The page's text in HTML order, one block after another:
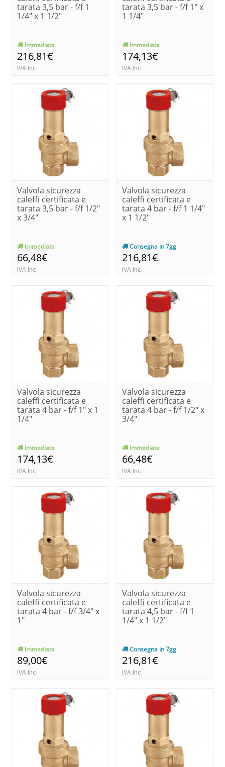
tarata 3,5 bar - f/f 1
1/4" x 1 1/2"
Immediata
216,81€
IVA Inc.
tarata 3,5 bar - f/f 1" x
1 1/4"
Immediata
174,13€
IVA Inc.
Valvola sicurezza
caleffi certificata e
tarata 3,5 bar - f/f 1/2"
x 3/4"
Immediata
66,48€
IVA Inc.
Valvola sicurezza
caleffi certificata e
tarata 4 bar - f/f 1 1/4"
x 1 1/2"
Consegna in 7gg
216,81€
IVA Inc.
Valvola sicurezza
caleffi certificata e
tarata 4 bar - f/f 1" x 1
1/4"
Immediata
174,13€
IVA Inc.
Valvola sicurezza
caleffi certificata e
tarata 4 bar - f/f 1/2" x
3/4"
Immediata
66,48€
IVA Inc.
Valvola sicurezza
caleffi certificata e
tarata 4 bar - f/f 3/4" x
1"
Immediata
89,00€
IVA Inc.
Valvola sicurezza
caleffi certificata e
tarata 4,5 bar - f/f 1
1/4" x 1 1/2"
Consegna in 7gg
216,81€
IVA Inc.